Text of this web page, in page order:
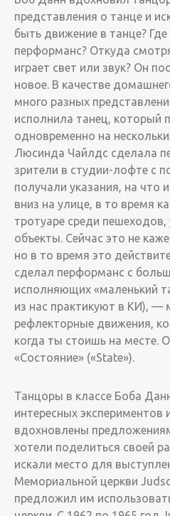
представления о танце и
быть движение в танце?
перформанс? Откуда
играет свет или звук? Он
новое. В качестве
много разных
исполнила танец, который
одновременно на
Люсинда Чайлдс сделала
зрители в студии-лофте с
получали указания, на что
вниз на улице, в то время
тротуаре среди пешеходов,
объекты. Сейчас это не
но в то время это
сделал перформанс с
исполняющих «маленький
из нас практикуют в КИ), —
рефлекторные движения,
когда ты стоишь на месте.
«Состояние» («State»).
­Танцоры в классе Боба
интересных экспериментов
вдохновлены
хотели поделиться своей
искали место для
Мемориальной церкви
предложил им